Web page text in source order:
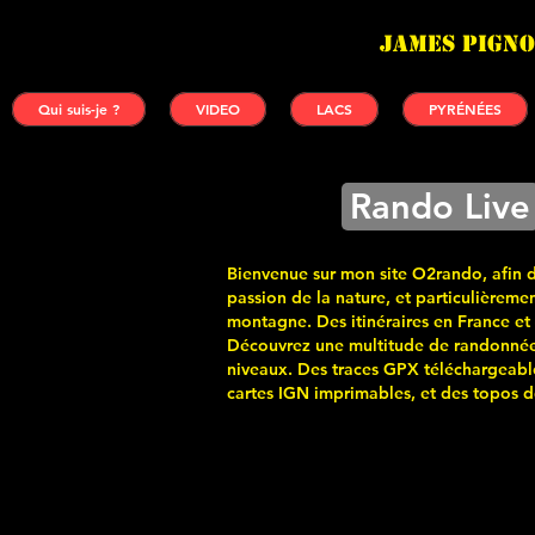
James
Qui suis-je ? VIDEO LACS PYRÉNÉES
Rando Live
Bienvenue sur mon site O2rando, afin
passion de la nature, et
montagne. Des itinéraires en France
Découvrez une multitude de
niveaux. Des traces GPX
cartes IGN imprimables, et des topos